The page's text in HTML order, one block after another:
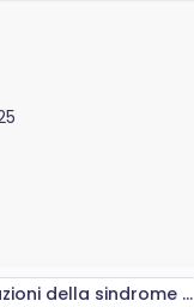
Complicazioni della sindrome della guancia schiaffeggiata